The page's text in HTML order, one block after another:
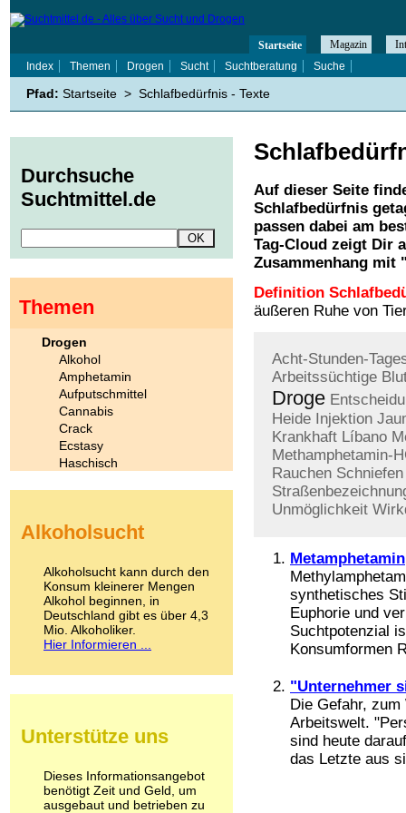
Auf dieser Seite
Schlafbedürfnis
passen dabei am
Tag-Cloud zeigt Dir
Zusammenhang mit
Definition
äußeren Ruhe von
Acht-Stunden-
Arbeitssüchtige
Droge
Heide Injektion
Krankhaft Líbano
Methamphetamin-
Rauchen Schniefen
Unmöglichkeit
Metamphetamin
synthetisches
Euphorie und
Suchtpotenzial
Konsumformen
"Unternehmer
Die Gefahr,
Arbeitswelt.
sind heute
das Letzte aus
Startseite Magazin
Index
Themen Drogen Sucht Suchtberatung Suche
Pfad: Startseite > Schlafbedürfnis - Texte
Durchsuche
Suchtmittel.de
Themen
Drogen
Alkohol
Amphetamin
Aufputschmittel
Cannabis
Crack
Ecstasy
Haschisch
Kokain
LSD
Marihuana
Medikamente
Meskalin
Metamphetamin
Methadon
Pilze
Psychopharmaka
Schlafmittel
Schmerzmittel
Alkoholsucht
Alkoholsucht kann durch den
Konsum kleinerer Mengen
Alkohol beginnen, in
Deutschland gibt es über 4,3
Mio. Alkoholiker.
Hier Informieren ...
Unterstütze uns
Dieses Informationsangebot
benötigt Zeit und Geld, um
ausgebaut und betrieben zu